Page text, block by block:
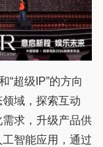
超级IP”的方向
领域，探索互动
求，升级产品供
智能应用，通过